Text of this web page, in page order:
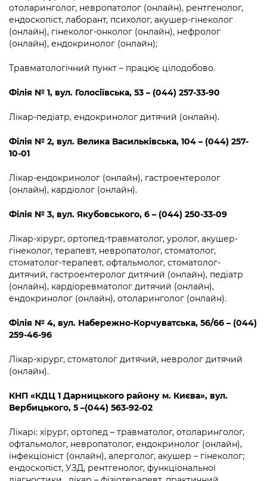
Підприємства, установи, організації
Kyiv International Relations
Портал Захисників та Захисниць
Безбар'єрність
Портал послуг
Міський застосунок Київ Цифровий
Важливе під час воєнного стану
Уряд» – місцевий рівень»
Важливе під час воєнного стану
Про відкриті дані
Портал даних Києва
Публічні дашборди
отоларинголог, невропатолог (онлайн), рентгенолог,
ендоскопіст, лаборант, психолог, акушер-гінеколог
(онлайн), гінеколог-онколог (онлайн), нефролог
(онлайн), ендокринолог (онлайн);
Травматологічний пункт – працює цілодобово.
Філія № 1, вул. Голосіївська, 53 – (044) 257-33-90
Лікар-педіатр, ендокринолог дитячий (онлайн).
Філія № 2, вул. Велика Васильківська, 104 – (044) 257-
10-01
Лікар-ендокринолог (онлайн), гастроентеролог
(онлайн), кардіолог (онлайн).
Філія № 3, вул. Якубовського, 6 – (044) 250-33-09
Лікар-хірург, ортопед-травматолог, уролог, акушер-
гінеколог, терапевт, невропатолог, стоматолог,
стоматолог-терапевт, офтальмолог, стоматолог-
дитячий, гастроентеролог дитячий (онлайн), педіатр
(онлайн), кардіоревматолог дитячий (онлайн),
ендокринолог (онлайн), отоларинголог (онлайн).
Філія № 4, вул. Набережно-Корчуватська, 56/66 – (044)
259-46-96
Лікар-хірург, стоматолог дитячий, невролог дитячий
(онлайн).
КНП «КДЦ 1 Дарницького району м. Києва», вул.
Вербицького, 5 –(044) 563-92-02
Лікарі: хірург, ортопед – травматолог, отоларинголог,
офтальмолог, невропатолог, ендокринолог (онлайн),
інфекціоніст (онлайн), алерголог, акушер – гінеколог;
ендоскопіст, УЗД, рентгенолог, функціональної